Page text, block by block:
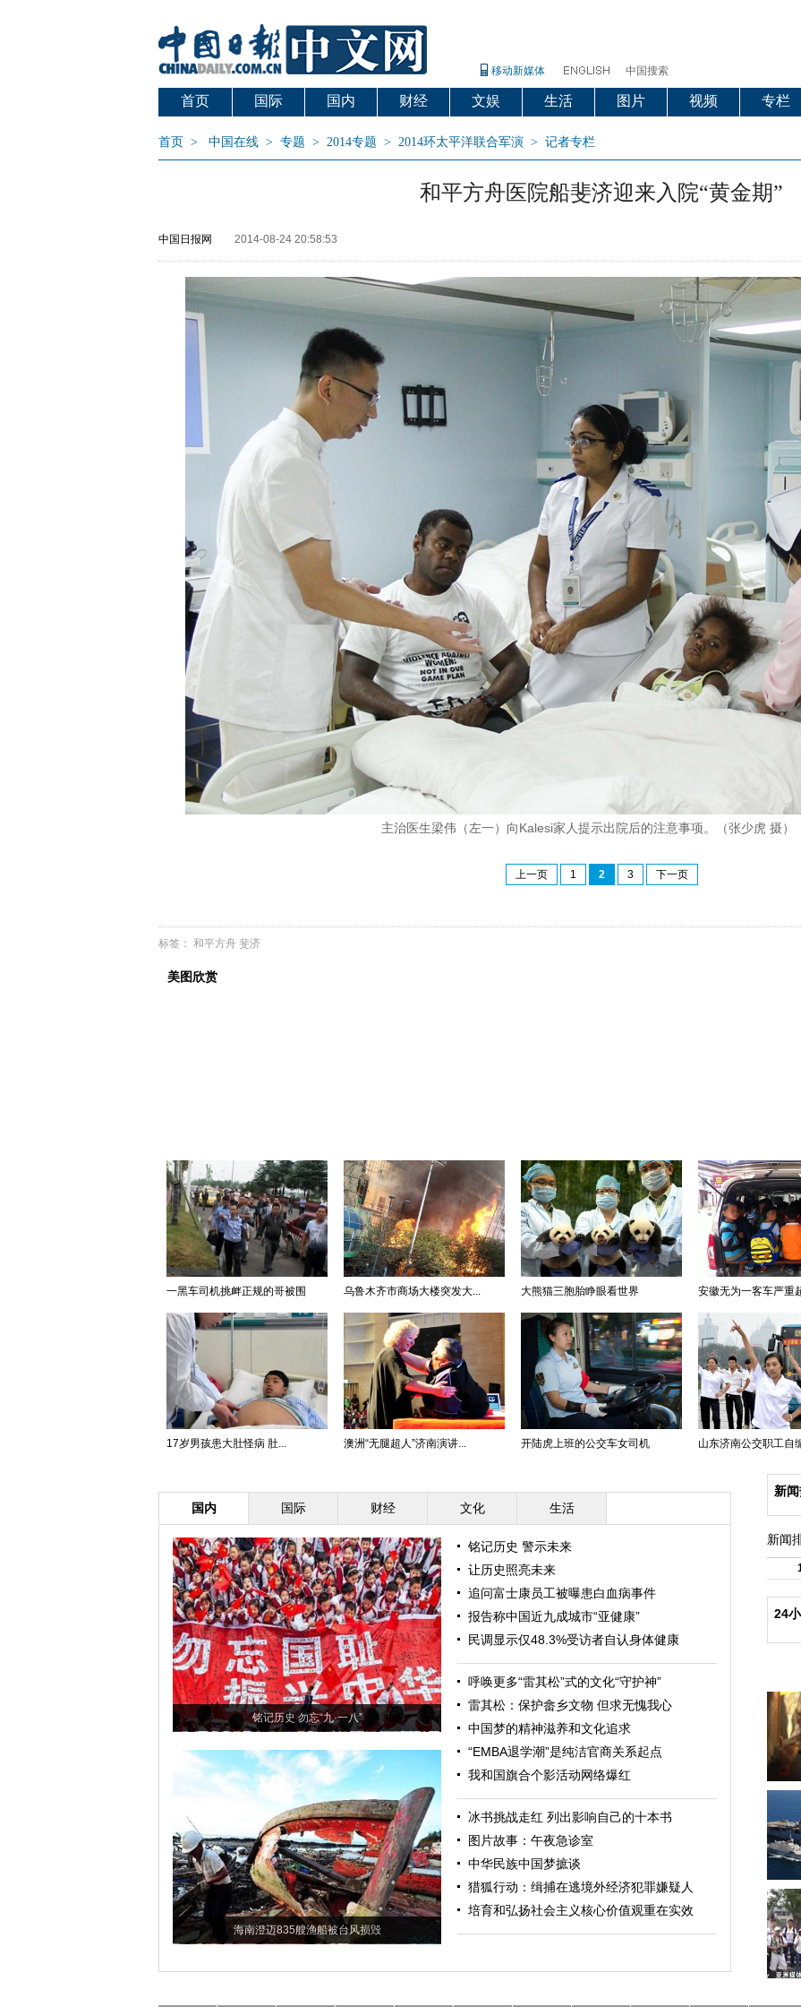
移动新媒体 中国搜索
首页 国际 国内 财经 文娱 生活 图片 视频 专栏
首页 > 中国在线 > 专题 > 2014专题 > 2014环太平洋联合军演 > 记者专栏
和平方舟医院船斐济迎来入院“黄金期”
中国日报网 2014-08-24 20:58:53
主治医生梁伟（左一）向Kalesi家人提示出院后的注意事项。（张少虎 摄）
上一页 1 2 3 下一页
标签： 和平方舟 斐济
美图欣赏
一黑车司机挑衅正规的哥被围 乌鲁木齐市商场大楼突发大... 大熊猫三胞胎睁眼看世界 安徽无为一客车严重
17岁男孩患大肚怪病 肚... 澳洲“无腿超人”济南演讲... 开陆虎上班的公交车女司机 山东济南公交职工自
国内 国际 财经 文化 生活
铭记历史 勿忘“九·一八”
海南澄迈835艘渔船被台风损毁
铭记历史 警示未来
让历史照亮未来
追问富士康员工被曝患白血病事件
报告称中国近九成城市“亚健康”
民调显示仅48.3%受访者自认身体健康
呼唤更多“雷其松”式的文化“守护神”
雷其松：保护畲乡文物 但求无愧我心
中国梦的精神滋养和文化追求
“EMBA退学潮”是纯洁官商关系起点
我和国旗合个影活动网络爆红
冰书挑战走红 列出影响自己的十本书
图片故事：午夜急诊室
中华民族中国梦摭谈
猎狐行动：缉捕在逃境外经济犯罪嫌疑人
培育和弘扬社会主义核心价值观重在实效
新
新闻
24